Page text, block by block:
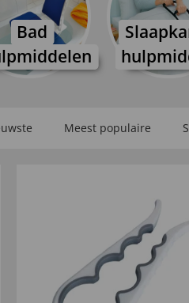
Bad
Meest populaire